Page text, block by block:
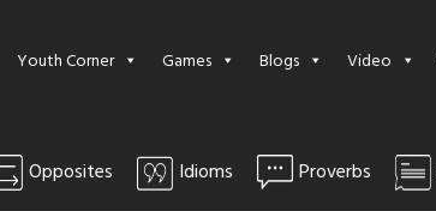
Youth Corner Games Blogs Video
Opposites Idioms Proverbs